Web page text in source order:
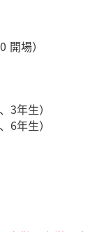
開場）
3年生）
6年生）